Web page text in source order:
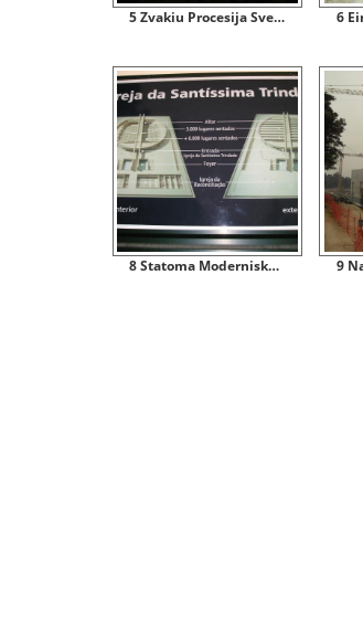
5 Zvakiu Procesija Sventoves Aiksteje
8 Statoma Moderniska Baznycia Tarnausianti Ir Kaip Visu Religiju Sventykla